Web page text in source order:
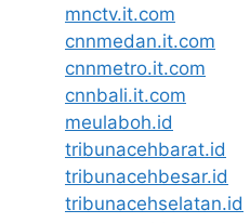
mnctv.it.com
cnnmedan.it.com
cnnmetro.it.com
cnnbali.it.com
meulaboh.id
tribunacehbarat.id
tribunacehbesar.id
tribunacehselatan.id